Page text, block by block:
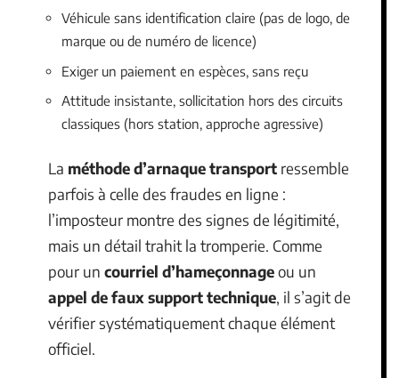
Véhicule sans identification claire (pas de logo, de
marque ou de numéro de licence)
Exiger un paiement en espèces, sans reçu
Attitude insistante, sollicitation hors des circuits
classiques (hors station, approche agressive)
La méthode d’arnaque transport ressemble
parfois à celle des fraudes en ligne :
l’imposteur montre des signes de légitimité,
mais un détail trahit la tromperie. Comme
pour un courriel d’hameçonnageou un
appel de faux support technique, il s’agit de
vérifier systématiquement chaque élément
officiel.